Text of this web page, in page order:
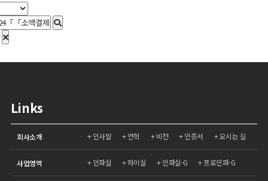
Links
회사소개 인사말 연혁 비전 인증서 오시는 길
사업영역 인파실 하이실 인파실-G 프로인파-G